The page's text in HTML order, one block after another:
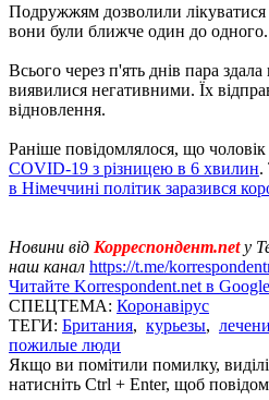
Подружжям дозволили лікуватися
вони були ближче один до одного.
Всього через п'ять днів пара здала
виявилися негативними. Їх
відновлення.
Раніше повідомлялося, що чоловік
COVID-19 з різницею в 6 хвилин.
в Німеччині політик заразився
Новини від Корреспондент.net у
наш канал https://t.me/
Читайте Korrespondent.net в
СПЕЦТЕМА: Коронавірус
ТЕГИ: Британия, курьезы,
пожилые люди
Якщо ви помітили помилку,
натисніть Ctrl + Enter, щоб